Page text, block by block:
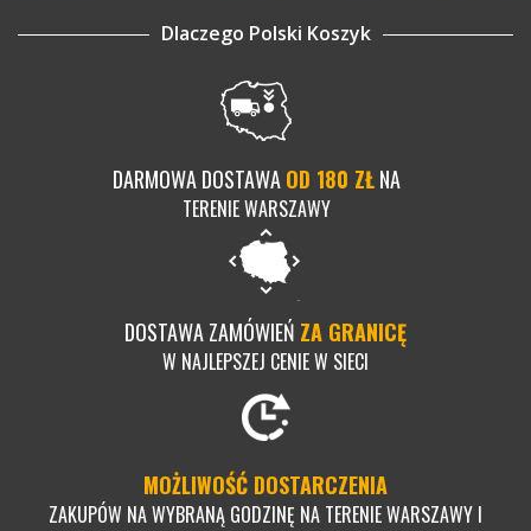
Dlaczego Polski Koszyk
DARMOWA DOSTAWAOD 180 ZŁNA
TERENIE WARSZAWY
DOSTAWA ZAMÓWIEŃ ZA GRANICĘ
W NAJLEPSZEJ CENIE W SIECI
MOŻLIWOŚĆ DOSTARCZENIA
ZAKUPÓW NA WYBRANĄ GODZINĘ NA TERENIE WARSZAWY I